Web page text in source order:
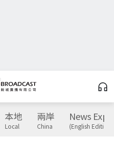
本地
Local
兩岸
China
News
(English Edition)